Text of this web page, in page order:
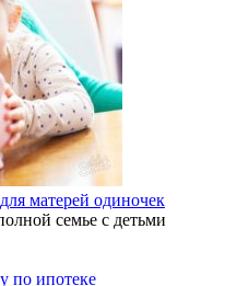
матерей одиночек
семье с детьми